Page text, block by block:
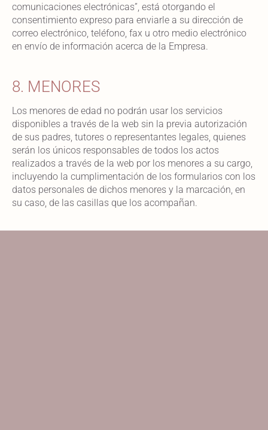
comunicaciones electrónicas”, está otorgando el
consentimiento expreso para enviarle a su dirección de
correo electrónico, teléfono, fax u otro medio electrónico
en envío de información acerca de la Empresa.
8. MENORES
Los menores de edad no podrán usar los servicios
disponibles a través de la web sin la previa autorización
de sus padres, tutores o representantes legales, quienes
serán los únicos responsables de todos los actos
realizados a través de la web por los menores a su cargo,
incluyendo la cumplimentación de los formularios con los
datos personales de dichos menores y la marcación, en
su caso, de las casillas que los acompañan.